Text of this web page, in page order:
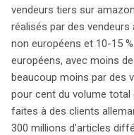
60 à 65 % des ventes,
ont été réalisées avec
d’Autriche. Malgré ce
des critiques,
qui a ouvert une
commerciales. En
conditions, limitant sa
vendeurs et
vendeurs tiers sur
réalisés par des vendeurs
non européens et 10-15
européens, avec moins
beaucoup moins par des
pour cent du volume
faites à des clients
300 millions d’articles